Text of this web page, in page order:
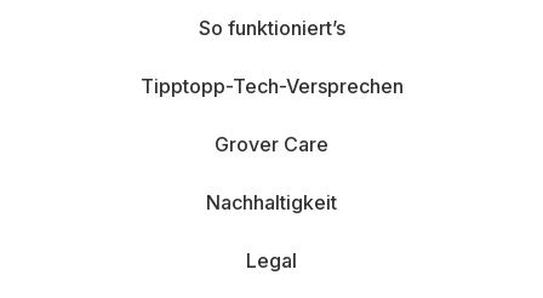
So funktioniert’s
Tipptopp-Tech-Versprechen
Grover Care
Nachhaltigkeit
Legal